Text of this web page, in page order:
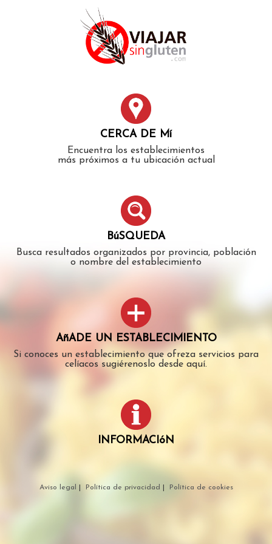
CERCA DE Mí
Encuentra los establecimientos
más próximos a tu ubicación actual
BúSQUEDA
Busca resultados organizados por provincia, población
o nombre del establecimiento
AñADE UN ESTABLECIMIENTO
Si conoces un establecimiento que ofreza servicios para
celíacos sugiérenoslo desde aquí.
INFORMACIóN
Aviso legal Política de privacidad Política de cookies
authorized to show the cookie declaration for domain group
ID 546ddaab-b478-4440-aa8a-3b0205284212. Please add it to
the domain group in the Cookiebot Manager to authorize